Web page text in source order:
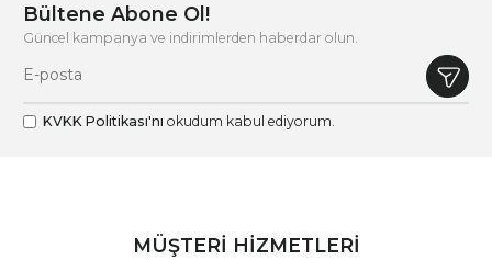
Bültene Abone Ol!
Güncel kampanya ve indirimlerden haberdar olun.
KVKK Politikası'nı okudum kabul ediyorum.
MÜŞTERİ HİZMETLERİ